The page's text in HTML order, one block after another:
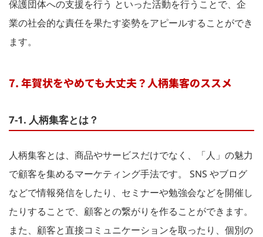
保護団体への支援を行う といった活動を行うことで、企
業の社会的な責任を果たす姿勢をアピールすることができ
ます。
7. 年賀状をやめても大丈夫？人柄集客のススメ
7-1. 人柄集客とは？
人柄集客とは、商品やサービスだけでなく、「人」の魅力
で顧客を集めるマーケティング手法です。 SNS やブログ
などで情報発信をしたり、セミナーや勉強会などを開催し
たりすることで、顧客との繋がりを作ることができます。
また、顧客と直接コミュニケーションを取ったり、個別の